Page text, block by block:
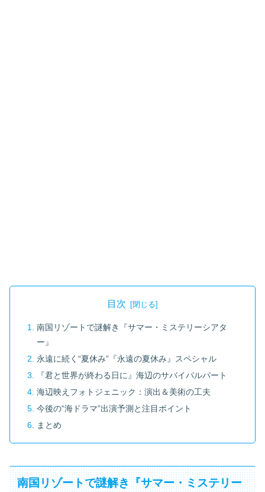
目次
南国リゾートで謎解き『サマー・ミステリーシアタ
ー』
永遠に続く“夏休み”『永遠の夏休み』スペシャル
『君と世界が終わる日に』海辺のサバイバルパート
海辺映えフォトジェニック：演出＆美術の工夫
今後の“海ドラマ”出演予測と注目ポイント
まとめ
南国リゾートで謎解き『サマー・ミステリー